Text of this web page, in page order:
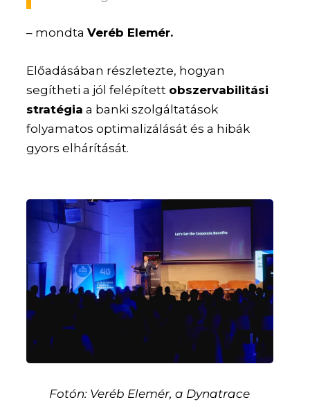
– mondtaVeréb Elemér.
Előadásában részletezte, hogyan
segítheti a jól felépített obszervabilitási
stratégia a banki szolgáltatások
folyamatos optimalizálását és a hibák
gyors elhárítását.
Fotón: Veréb Elemér, a Dynatrace